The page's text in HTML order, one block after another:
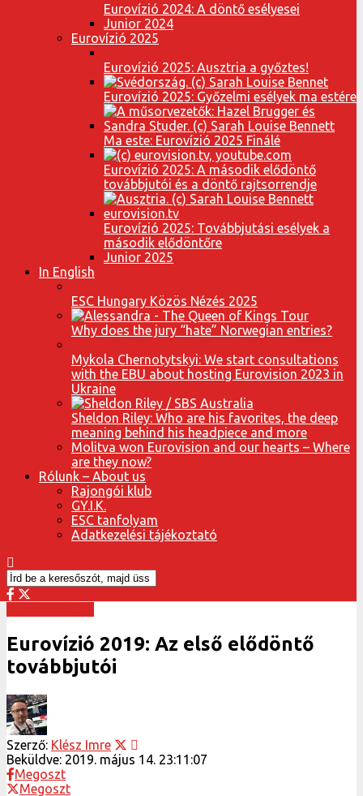
Eurovízió 2024: A döntő esélyesei
Junior 2024
Eurovízió 2025
Eurovízió 2025: Ausztria a győztes!
Eurovízió 2025: Győzelmi esélyek ma estére
Ma este: Eurovízió 2025 Finálé
Eurovízió 2025: A második elődöntő
továbbjutói és a döntő rajtsorrendje
Eurovízió 2025: Továbbjutási esélyek a
második elődöntőre
Junior 2025
In English
ESC Hungary Közös Nézés 2025
Why does the jury “hate” Norwegian entries?
Mykola Chernotytskyi: We start consultations
with the EBU about hosting Eurovision 2023 in
Ukraine
Sheldon Riley: Who are his favorites, the deep
meaning behind his headpiece and more
Molitva won Eurovision and our hearts – Where
are they now?
Rólunk – About us
Rajongói klub
GY.I.K.
ESC tanfolyam
Adatkezelési tájékoztató
Eurovízió 2019: Az első elődöntő
továbbjutói
Szerző: Klész Imre
Beküldve: 2019. május 14. 23:11:07
Megoszt
Megoszt